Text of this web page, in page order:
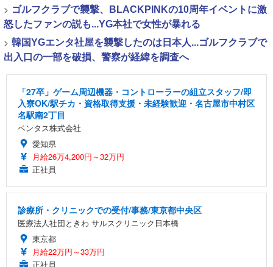
> ゴルフクラブで襲撃、BLACKPINKの10周年イベントに激
怒したファンの説も...YG本社で女性が暴れる
> 韓国YGエンタ社屋を襲撃したのは日本人...ゴルフクラブで
出入口の一部を破損、警察が経緯を調査へ
「27卒」ゲーム周辺機器・コントローラーの組立スタッフ/即
入寮OK/駅チカ・資格取得支援・未経験歓迎・名古屋市中村区
名駅南2丁目
ベンタス株式会社
愛知県
月給26万4,200円～32万円
正社員
診療所・クリニックでの受付/事務/東京都中央区
医療法人社団ときわ サルスクリニック日本橋
東京都
月給22万円～33万円
正社員